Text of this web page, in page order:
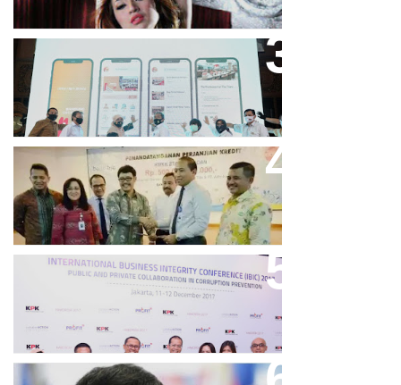
Bandung Great Sale 2020 Go
Online Resmi Dimulai
Bank Bjb Fasilitasi Kredit Modal
Kerja Konstruksi PT Adhi Karya
Keren, Bank BJB Kantongi
Puluhan Penghargaan Sepanjang
2017